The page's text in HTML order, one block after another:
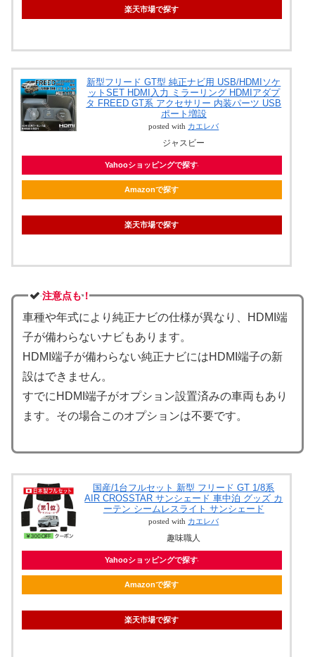
楽天市場で探す
新型フリード GT型 純正ナビ用 USB/HDMIソケ
ットSET HDMI入力 ミラーリング HDMIアダプ
タ FREED GT系 アクセサリー 内装パーツ USB
ポート増設
posted with カエレバ
ジャスビー
Yahooショッピングで探す
Amazonで探す
楽天市場で探す
注意点も！
車種や年式により純正ナビの仕様が異なり、HDMI端
子が備わらないナビもあります。
HDMI端子が備わらない純正ナビにはHDMI端子の新
設はできません。
すでにHDMI端子がオプション設置済みの車両もあり
ます。その場合このオプションは不要です。
国産/1台フルセット 新型 フリード GT 1/8系
AIR CROSSTAR サンシェード 車中泊 グッズ カ
ーテン シームレスライト サンシェード
posted with カエレバ
趣味職人
Yahooショッピングで探す
Amazonで探す
楽天市場で探す